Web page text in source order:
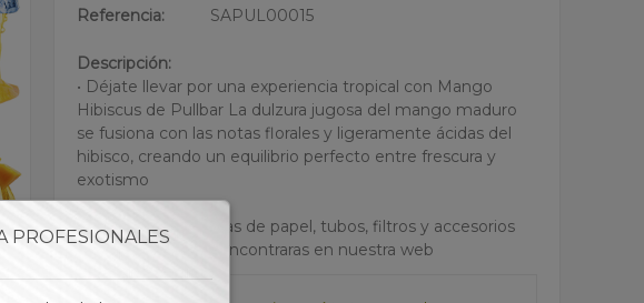
Referencia: SAPUL00015
Descripción:
• Déjate llevar por una experiencia tropical con Mango
Hibiscus de Pullbar La dulzura jugosa del mango maduro
se fusiona con las notas florales y ligeramente ácidas del
hibisco, creando un equilibrio perfecto entre frescura y
exotismo
• Las mejores marcas de papel, tubos, filtros y accesorios
para tu estanco lo encontraras en nuestra web
PROFESIONALES